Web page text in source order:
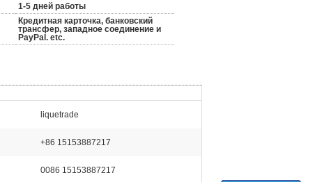
1-5 дней работы
Кредитная карточка, банковский
трансфер, западное соединение и
PayPal. etc.
liquetrade
+86 15153887217
0086 15153887217